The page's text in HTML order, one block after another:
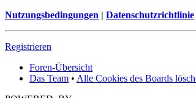
Nutzungsbedingungen | Datenschutzrichtlinie
Registrieren
Foren-Übersicht
Das Team • Alle Cookies des Boards